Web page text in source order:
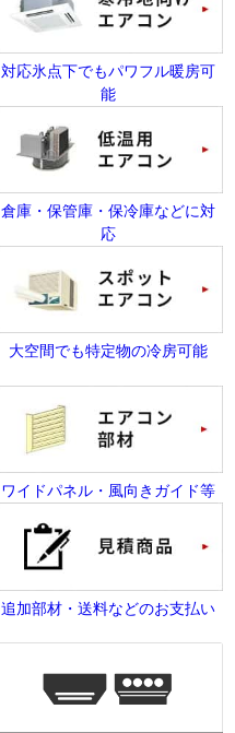
対応氷点下でもパワフル暖房可
能
倉庫・保管庫・保冷庫などに対
応
大空間でも特定物の冷房可能
ワイドパネル・風向きガイド等
追加部材・送料などのお支払い